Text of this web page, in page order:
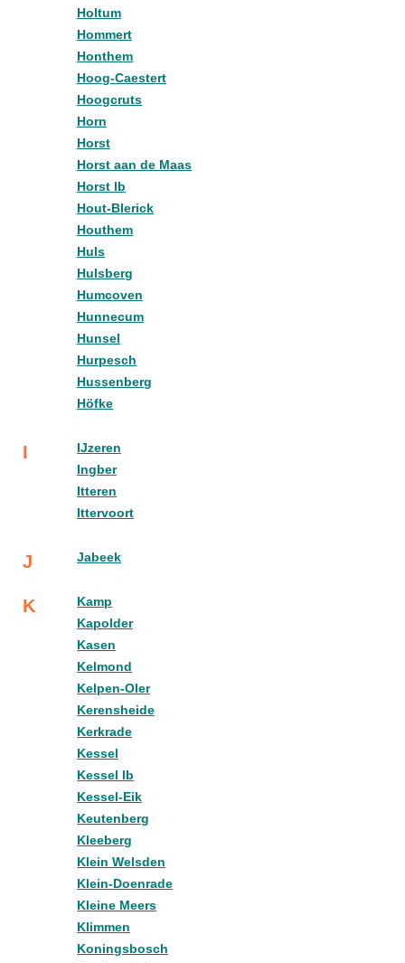
Holtum
Hommert
Honthem
Hoog-Caestert
Hoogcruts
Horn
Horst
Horst aan de Maas
Horst lb
Hout-Blerick
Houthem
Huls
Hulsberg
Humcoven
Hunnecum
Hunsel
Hurpesch
Hussenberg
Höfke
I
IJzeren
Ingber
Itteren
Ittervoort
J Jabeek
K
Kamp
Kapolder
Kasen
Kelmond
Kelpen-Oler
Kerensheide
Kerkrade
Kessel
Kessel lb
Kessel-Eik
Keutenberg
Kleeberg
Klein Welsden
Klein-Doenrade
Kleine Meers
Klimmen
Koningsbosch